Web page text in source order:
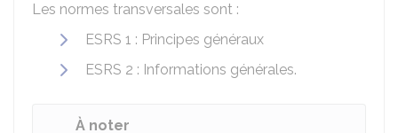
Les normes transversales sont :
ESRS 1 : Principes généraux
ESRS 2 : Informations générales.
À noter